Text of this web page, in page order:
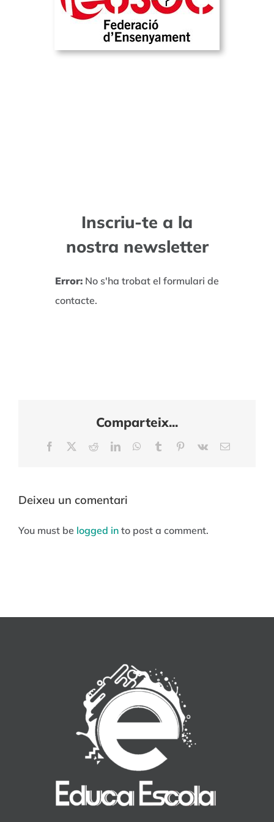
Inscriu-te a la
nostra newsletter
Error: No s'ha trobat el formulari de
contacte.
Comparteix...
Facebook RedditLinkedInWhatsApp
Tumblr Pinterest
Vk Email:
Deixeu un comentari
You must be logged in to post a comment.